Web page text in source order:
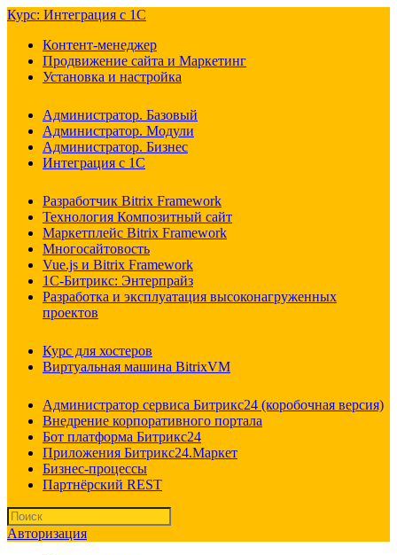
Курс: Интеграция с 1С
Контент-менеджер
Продвижение сайта и Маркетинг
Установка и настройка
Администратор. Базовый
Администратор. Модули
Администратор. Бизнес
Интеграция с 1С
Разработчик Bitrix Framework
Технология Композитный сайт
Маркетплейс Bitrix Framework
Многосайтовость
Vue.js и Bitrix Framework
1С-Битрикс: Энтерпрайз
Разработка и эксплуатация высоконагруженных
проектов
Курс для хостеров
Виртуальная машина BitrixVM
Администратор сервиса Битрикс24 (коробочная версия)
Внедрение корпоративного портала
Бот платформа Битрикс24
Приложения Битрикс24.Маркет
Бизнес-процессы
Партнёрский REST
Авторизация